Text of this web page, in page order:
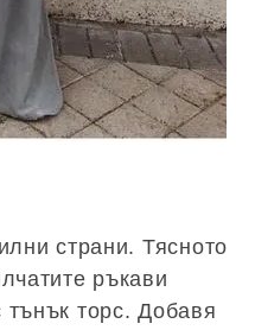
страни. Тясното
ръкави
торс. Добавя